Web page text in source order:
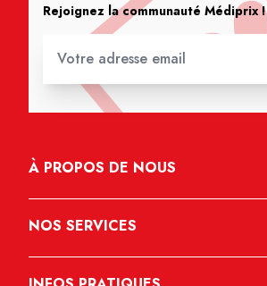
Rejoignez la communauté Médiprix !
À PROPOS DE NOUS
NOS SERVICES